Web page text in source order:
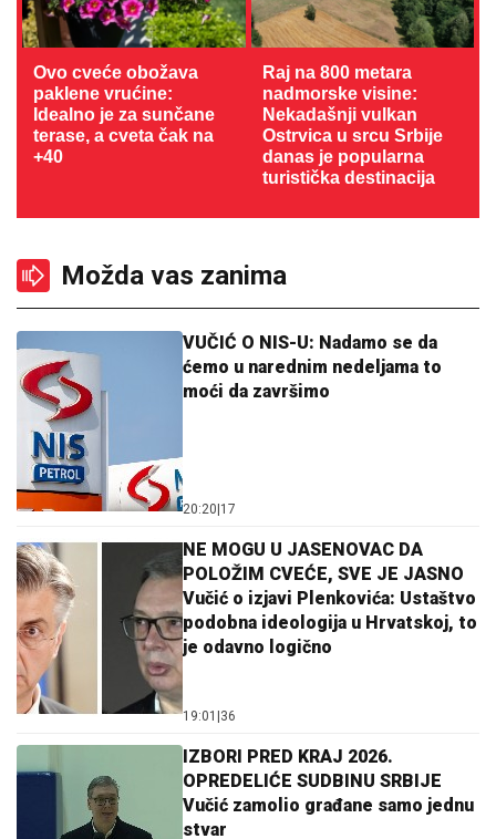
Ovo cveće obožava
paklene vrućine:
Idealno je za sunčane
terase, a cveta čak na
+40
Raj na 800 metara
nadmorske visine:
Nekadašnji vulkan
Ostrvica u srcu Srbije
danas je popularna
turistička destinacija
Možda vas zanima
VUČIĆ O NIS-U: Nadamo se da
ćemo u narednim nedeljama to
moći da završimo
20:20 17
NE MOGU U JASENOVAC DA
POLOŽIM CVEĆE, SVE JE JASNO
Vučić o izjavi Plenkovića: Ustaštvo
podobna ideologija u Hrvatskoj, to
je odavno logično
19:01 36
IZBORI PRED KRAJ 2026.
OPREDELIĆE SUDBINU SRBIJE
Vučić zamolio građane samo jednu
stvar